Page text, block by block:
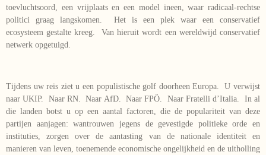
toevluchtsoord, een vrijplaats en een model ineen, waar radicaal-rechtse
politici graag langskomen. Het is een plek waar een conservatief
ecosysteem gestalte kreeg. Van hieruit wordt een wereldwijd conservatief
netwerk opgetuigd.
Tijdens uw reis ziet u een populistische golf doorheen Europa. U verwijst
naar UKIP. Naar RN. Naar AfD. Naar FPÖ. Naar Fratelli d’Italia. In al
die landen botst u op een aantal factoren, die de populariteit van deze
partijen aanjagen: wantrouwen jegens de gevestigde politieke orde en
instituties, zorgen over de aantasting van de nationale identiteit en
manieren van leven, toenemende economische ongelijkheid en de uitholling